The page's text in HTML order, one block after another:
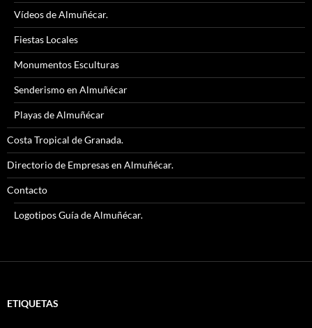
Vídeos de Almuñécar.
Fiestas Locales
Monumentos Esculturas
Senderismo en Almuñécar
Playas de Almuñécar
Costa Tropical de Granada.
Directorio de Empresas en Almuñécar.
Contacto
Logotipos Guía de Almuñécar.
ETIQUETAS